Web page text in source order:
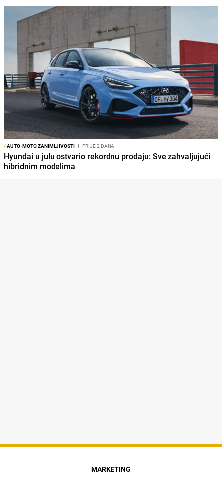
/AUTO-MOTO ZANIMLJIVOSTI I PRIJE 2 DANA
Hyundai u julu ostvario rekordnu prodaju: Sve zahvaljujući
hibridnim modelima
MARKETING